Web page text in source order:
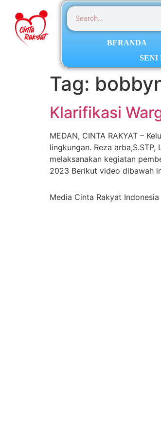
BERANDA
SENI
Tag:
Klarifikasi
MEDAN, CINTA RAKYAT –
lingkungan. Reza
melaksanakan kegiatan
2023 Berikut video dibawah
Media Cinta Rakyat Indonesia